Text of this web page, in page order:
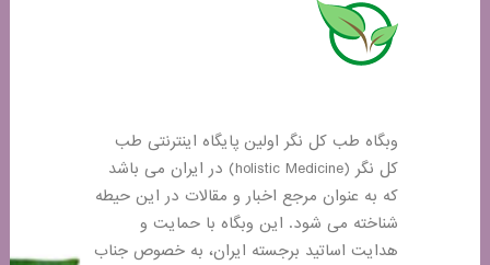
وبگاه طب کل نگر اولین پایگاه اینترنتی طب
کل نگر (holistic Medicine) در ایران می باشد
که به عنوان مرجع اخبار و مقالات در این حیطه
شناخته می شود. این وبگاه با حمایت و
هدایت اساتید برجسته ایران، به خصوص جناب